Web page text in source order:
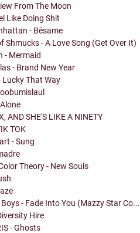
From The Moon
Like Doing Shit
- Bésame
Shmucks - A Love Song (Get Over It)
- Mermaid
- Brand New Year
Lucky That Way
AND SHE'S LIKE A NINETY
TOK
- Sung
Theory - New Souls
- Fade Into You (Mazzy Star Co...
Hire
- Ghosts